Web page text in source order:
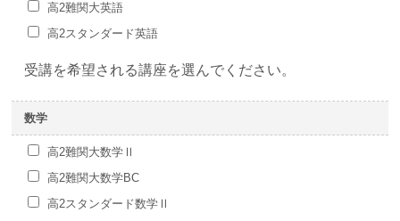
高2難関大英語
高2スタンダード英語
受講を希望される講座を選んでください。
数学
高2難関大数学Ⅱ
高2難関大数学BC
高2スタンダード数学Ⅱ